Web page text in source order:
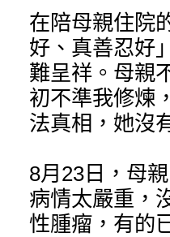
在陪母親住院
好、真善忍好
難呈祥。母親
初不準我修煉
法真相，她沒
8月23日，母
病情太嚴重，
性腫瘤，有的